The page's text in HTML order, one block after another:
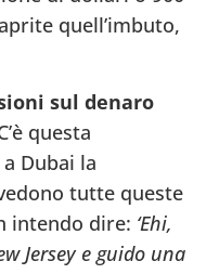
quell’imbuto,
sul denaro
questa
Dubai la
tutte queste
intendo dire: ‘Ehi,
Jersey e guido una